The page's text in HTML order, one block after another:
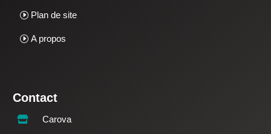
Plan de site
A propos
Contact
 Carova